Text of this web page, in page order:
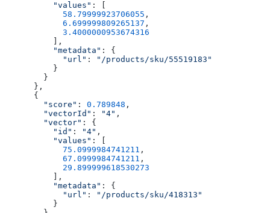
          "values"
: [
            58.79999923706055
,
            6.699999809265137
,
            3.4000000953674316
          ],
          "metadata"
: {
            "url"
:
"/products/sku/55519183"
          }
        }
      },
      {
        "score"
: 0.789848 ,
        "vectorId"
: "4" ,
        "vector"
: {
          "id"
: "4" ,
          "values"
: [
            75.0999984741211
,
            67.0999984741211
,
            29.899999618530273
          ],
          "metadata"
: {
            "url"
:
"/products/sku/418313"
          }